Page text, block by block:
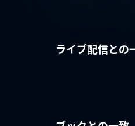
ライブ配信との